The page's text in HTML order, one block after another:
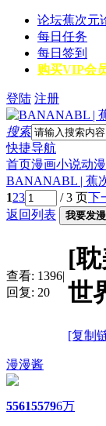
论坛蕉次元
每日任务
每日签到
购买VIP会
登陆 注册
搜索
快捷导航
首页漫画小说动漫
BANANABL | 蕉
123 / 3 页下
返回列表
我要发
查看: 1396|
回复: 20
[
世
[复制
漫漫酱
556155796万